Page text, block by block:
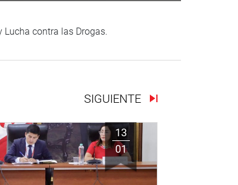
Lucha contra las Drogas.
SIGUIENTE
13
01